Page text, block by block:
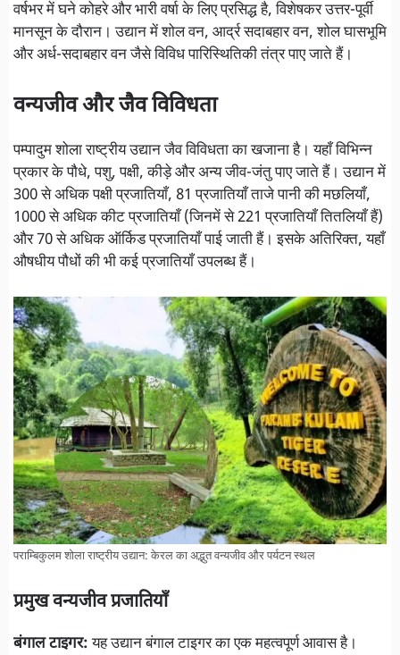
वर्षभर में घने कोहरे और भारी वर्षा के लिए प्रसिद्ध है, विशेषकर उत्तर-पूर्वी
मानसून के दौरान। उद्यान में शोल वन, आर्द्र सदाबहार वन, शोल घासभूमि
और अर्ध-सदाबहार वन जैसे विविध पारिस्थितिकी तंत्र पाए जाते हैं।
वन्यजीव और जैव विविधता
पम्पादुम शोला राष्ट्रीय उद्यान जैव विविधता का खजाना है। यहाँ विभिन्न
प्रकार के पौधे, पशु, पक्षी, कीड़े और अन्य जीव-जंतु पाए जाते हैं। उद्यान में
300 से अधिक पक्षी प्रजातियाँ, 81 प्रजातियाँ ताजे पानी की मछलियाँ,
1000 से अधिक कीट प्रजातियाँ (जिनमें से 221 प्रजातियाँ तितलियाँ हैं)
और 70 से अधिक ऑर्किड प्रजातियाँ पाई जाती हैं। इसके अतिरिक्त, यहाँ
औषधीय पौधों की भी कई प्रजातियाँ उपलब्ध हैं।
पराम्बिकुलम शोला राष्ट्रीय उद्यान: केरल का अद्भुत वन्यजीव और पर्यटन स्थल
प्रमुख वन्यजीव प्रजातियाँ
बंगाल टाइगर:यह उद्यान बंगाल टाइगर का एक महत्वपूर्ण आवास है।